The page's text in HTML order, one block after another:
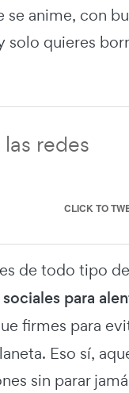
anime, con
solo quieres
redes
CLICK TO
de todo tipo de
para
firmes para
Eso sí,
sin parar